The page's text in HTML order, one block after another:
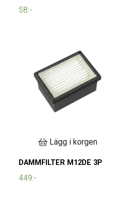
58:-
Lägg i korgen
DAMMFILTER M12DE 3P
449:-